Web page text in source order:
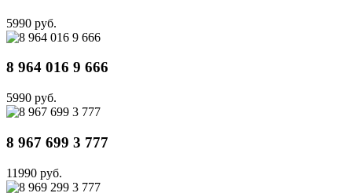
5990 руб.
8 964 016 9 666
5990 руб.
8 967 699 3 777
11990 руб.